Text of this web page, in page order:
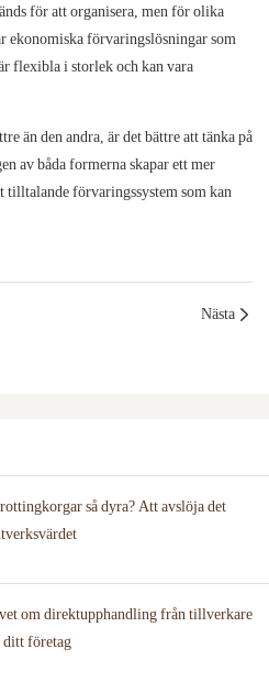
för att organisera, men för olika
ekonomiska förvaringslösningar som
flexibla i storlek och kan vara
än den andra, är det bättre att tänka på
av båda formerna skapar ett mer
förvaringssystem som kan
Nästa
så dyra? Att avslöja det
om direktupphandling från tillverkare
företag